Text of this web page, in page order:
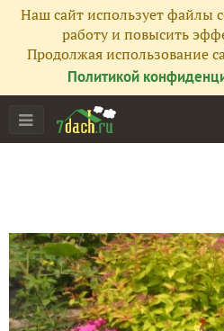
Наш сайт использует файлы
работу и повысить
Продолжая использование
Политикой
Главная
Фото
Сейчас обсуждают